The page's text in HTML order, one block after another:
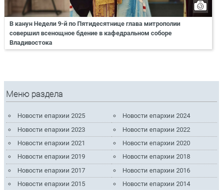
В канун Недели 9-й по Пятидесятнице глава митрополии
совершил всенощное бдение в кафедральном соборе
Владивостока
Меню раздела
Новости епархии 2025
Новости епархии 2024
Новости епархии 2023
Новости епархии 2022
Новости епархии 2021
Новости епархии 2020
Новости епархии 2019
Новости епархии 2018
Новости епархии 2017
Новости епархии 2016
Новости епархии 2015
Новости епархии 2014